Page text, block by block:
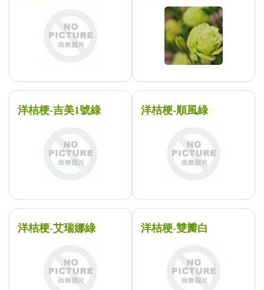
洋桔梗-吉美1號綠 洋桔梗-順風綠
洋桔梗-艾瑞娜綠 洋桔梗-雙瓣白